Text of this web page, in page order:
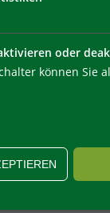
oder
können Sie